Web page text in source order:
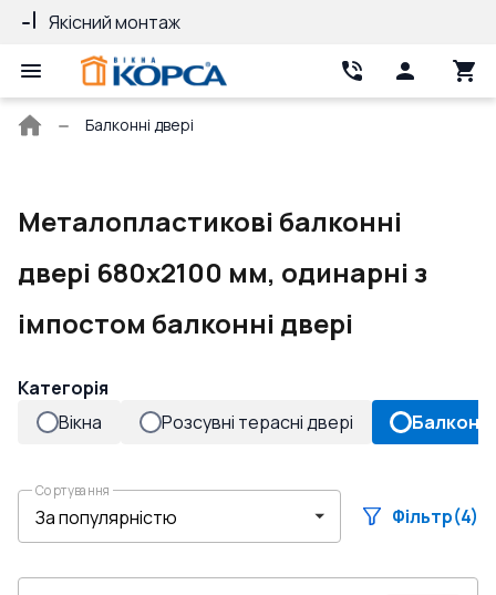
Якісний монтаж
Головна
Балконні двері
Металопластикові балконні
двері 680x2100 мм, одинарні з
імпостом балконні двері
Категорія
Вікна
Розсувні терасні двері
Сортування
Фільтр(4)